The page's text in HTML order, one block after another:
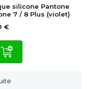
silicone Pantone
7 / 8 Plus (violet)
€
100 jours